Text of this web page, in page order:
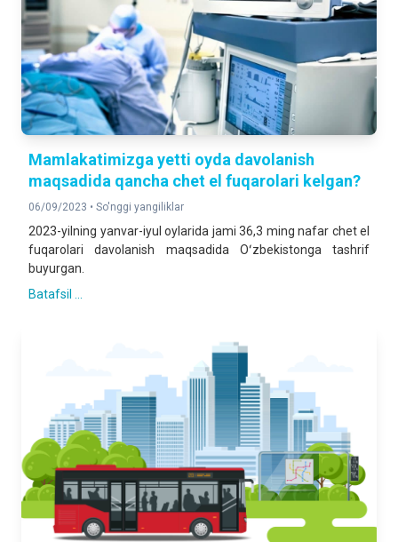
Mamlakatimizga yetti oyda davolanish
maqsadida qancha chet el fuqarolari kelgan?
06/09/2023 • So'nggi yangiliklar
2023-yilning yanvar-iyul oylarida jami 36,3 ming nafar chet el
fuqarolari davolanish maqsadida Oʻzbekistonga tashrif
buyurgan.
Batafsil ...